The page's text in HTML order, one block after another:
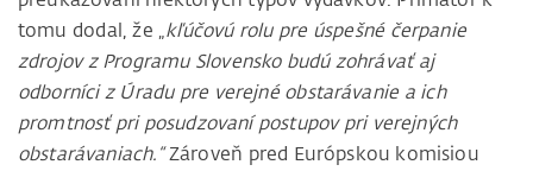
tomu dodal, že „kľúčovú rolu pre úspešné čerpanie
zdrojov z Programu Slovensko budú zohrávať aj
odborníci z Úradu pre verejné obstarávanie a ich
promtnosť pri posudzovaní postupov pri verejných
obstarávaniach.“Zároveň pred Európskou komisiou